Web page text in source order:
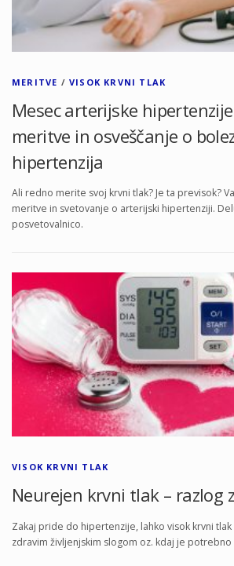
MERITVE /VISOK KRVNI TLAK
Mesec arterijske
meritve in osveščanje o
hipertenzija
Ali redno merite svoj krvni tlak? Je ta previsok?
meritve in svetovanje o arterijski hipertenziji.
posvetovalnico.
VISOK KRVNI TLAK
Neurejen krvni tlak – razlog
Zakaj pride do hipertenzije, lahko visok krvni
zdravim življenjskim slogom oz. kdaj je